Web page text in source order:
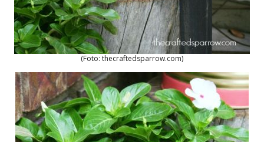
(Foto: thecraftedsparrow.com)